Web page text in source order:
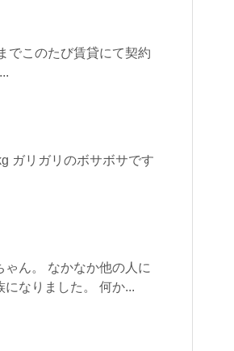
このたび賃貸にて契約
ガリガリのボサボサです
ん。 なかなか他の人に
なりました。 何か...